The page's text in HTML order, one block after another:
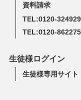
資料請求
TEL:0120-324929
TEL:0120-862275
生徒様ログイン
生徒様専用サイト